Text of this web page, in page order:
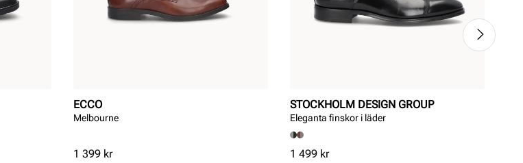
ECCO
Melbourne
Pris
1 399 kr
STOCKHOLM DESIGN GROUP
Eleganta finskor i läder
Pris
1 499 kr